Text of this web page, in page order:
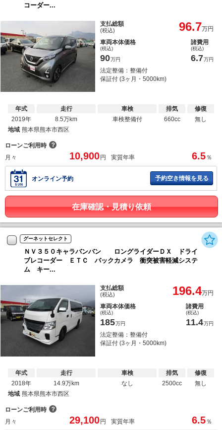
コーダー...
支払総額
(税込) 96.7万円
車両本体価格
(税込)
90万円
諸費用
(税込)
6.7万円
法定整備：整備付
保証付 (3ヶ月・5000km)
年式
2019年
走行
8.5万km
車検
車検整備付
排気
660cc
修復
無し
地域 熊本県熊本市西区
ローンご利用時 ？
月々
10,900 円 実質年率 6.5 ％
オンライン予約 予約空き情報を見る
在庫確認・見積り依頼
グーネットセレクト
ＮＶ３５０キャラバンバン ロングライダーＤＸ ドライ
ブレコーダー ＥＴＣ バックカメラ 衝突被害軽減システ
ム キー...
支払総額
(税込) 196.4万円
車両本体価格
(税込)
185万円
諸費用
(税込)
11.4万円
法定整備：整備付
保証付 (3ヶ月・5000km)
年式
2018年
走行
14.9万km
車検
なし
排気
2500cc
修復
無し
地域 熊本県熊本市西区
ローンご利用時 ？
月々
29,100 円 実質年率 6.5 ％